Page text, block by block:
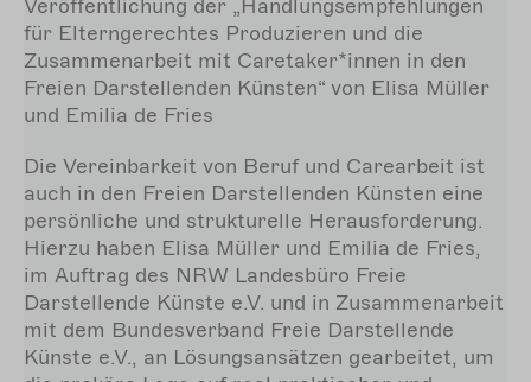
Veröffentlichung der „Handlungsempfehlungen
für Elterngerechtes Produzieren und die
Zusammenarbeit mit Caretaker*innen in den
Freien Darstellenden Künsten“ von Elisa Müller
und Emilia de Fries
Die Vereinbarkeit von Beruf und Carearbeit ist
auch in den Freien Darstellenden Künsten eine
persönliche und strukturelle Herausforderung.
Hierzu haben Elisa Müller und Emilia de Fries,
im Auftrag des NRW Landesbüro Freie
Darstellende Künste e.V. und in Zusammenarbeit
mit dem Bundesverband Freie Darstellende
Künste e.V., an Lösungsansätzen gearbeitet, um